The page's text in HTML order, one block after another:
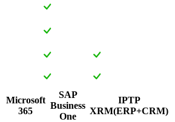
Microsoft
365
SAP
Business
One
IPTP
XRM(ERP+CRM)